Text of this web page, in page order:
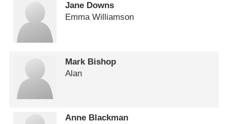
Jane Downs
Emma Williamson
Mark Bishop
Alan
Anne Blackman